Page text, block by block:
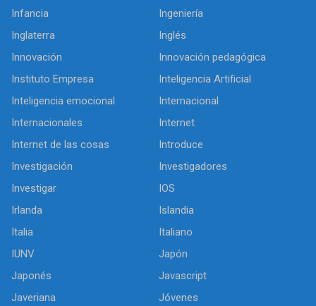
Infancia
Ingeniería
Inglaterra
Inglés
Innovación
Innovación pedagógica
Instituto Empresa
Inteligencia Artificial
Inteligencia emocional
Internacional
Internacionales
Internet
Internet de las cosas
Introduce
Investigación
Investigadores
Investigar
IOS
Irlanda
Islandia
Italia
Italiano
IUNV
Japón
Japonés
Javascript
Javeriana
Jóvenes